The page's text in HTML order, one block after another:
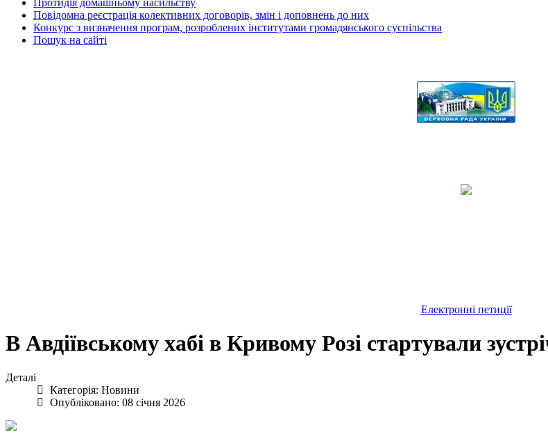
Протидія домашньому насильству
Повідомна реєстрація колективних договорів, змін і доповнень до них
Конкурс з визначення програм, розроблених інститутами громадянського суспільства
Пошук на сайті
Електронні петиції
В Авдіївському хабі в Кривому Розі стартували
Деталі
Категорія: Новини
Опубліковано: 08 січня 2026